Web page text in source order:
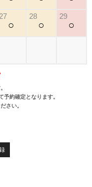
27
○
28
○
29
○
約確定となります。
さい。